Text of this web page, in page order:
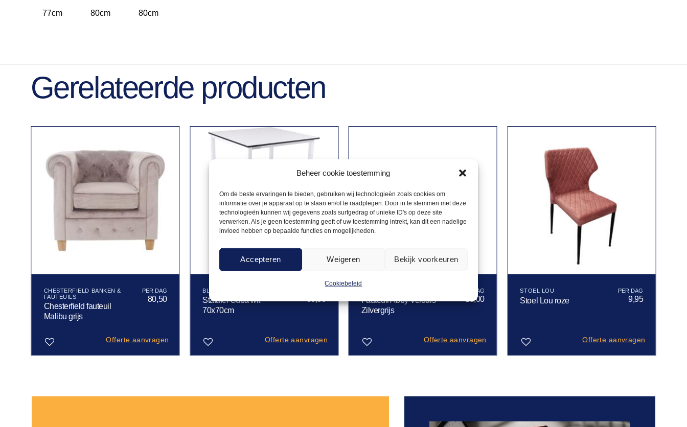
Beheer cookie toestemming
Om de beste ervaringen te bieden, gebruiken wij technologieën zoals cookies om
informatie over je apparaat op te slaan en/of te raadplegen. Door in te stemmen met deze
technologieën kunnen wij gegevens zoals surfgedrag of unieke ID's op deze site
verwerken. Als je geen toestemming geeft of uw toestemming intrekt, kan dit een nadelige
invloed hebben op bepaalde functies en mogelijkheden.
Accepteren Weigeren Bekijk voorkeuren
Cookiebeleid
77cm 80cm 80cm
Gerelateerde producten
CHESTERFIELD BANKEN &
FAUTEUILS
Chesterfield fauteuil
Malibu grijs
80,50
Offerte aanvragen
BLANC MODE
Statafel Cuba wit
70x70cm
30,00
Offerte aanvragen
Fauteuil Abby Velours –
Zilvergrijs
15,00
Offerte aanvragen
STOEL LOU
Stoel Lou roze 9,95
Offerte aanvragen